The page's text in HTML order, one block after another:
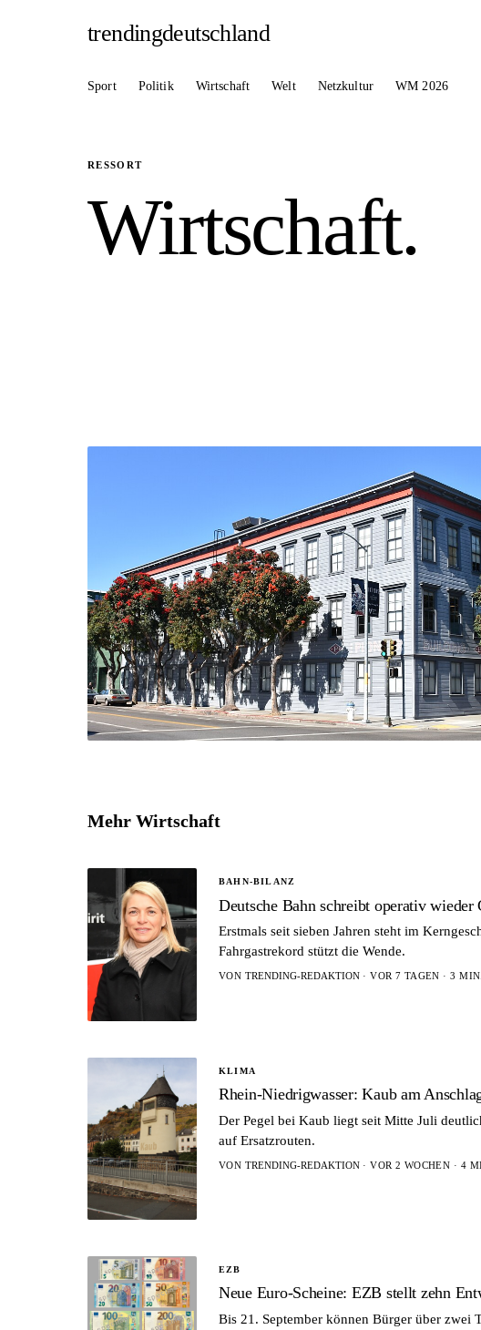
trendingdeutschland
Sport Politik Wirtschaft Welt Netzkultur WM 2026
RESSORT
Wirtschaft.
Mehr Wirtschaft
BAHN-BILANZ
Deutsche Bahn schreibt operativ
Erstmals seit sieben Jahren steht im
Fahrgastrekord stützt die Wende.
VON TRENDING-REDAKTION· VOR 7 TAGEN · 3 MIN.
KLIMA
Rhein-Niedrigwasser: Kaub am
Der Pegel bei Kaub liegt seit Mitte Juli
auf Ersatzrouten.
VON TRENDING-REDAKTION· VOR 2 WOCHEN · 4
EZB
Neue Euro-Scheine: EZB stellt zehn
Bis 21. September können Bürger über zwei